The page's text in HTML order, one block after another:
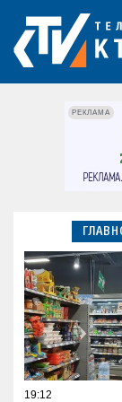
РЕКЛАМА
19:12